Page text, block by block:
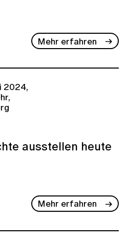
Mehr erfahren
2024,
ausstellen heute
Mehr erfahren